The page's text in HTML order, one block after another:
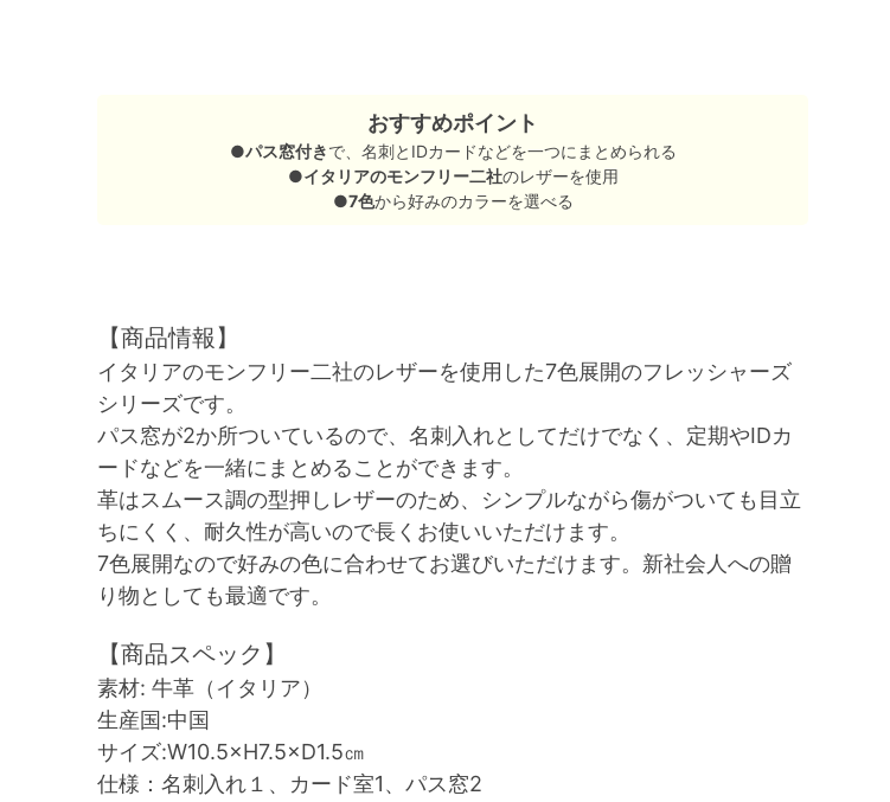
おすすめポイント
●パス窓付きで、名刺とIDカードなどを一つにまとめられる
●イタリアのモンフリー二社のレザーを使用
●7色から好みのカラーを選べる
【商品情報】
イタリアのモンフリー二社のレザーを使用した7色展開のフレッシャーズ
シリーズです。
パス窓が2か所ついているので、名刺入れとしてだけでなく、定期やIDカ
ードなどを一緒にまとめることができます。
革はスムース調の型押しレザーのため、シンプルながら傷がついても目立
ちにくく、耐久性が高いので長くお使いいただけます。
7色展開なので好みの色に合わせてお選びいただけます。新社会人への贈
り物としても最適です。
【商品スペック】
素材: 牛革（イタリア）
生産国:中国
サイズ:W10.5×H7.5×D1.5㎝
仕様：名刺入れ１、カード室1、パス窓2